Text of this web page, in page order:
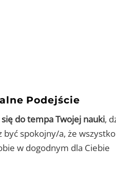
Podejście
do tempa Twojej nauki,
być spokojny/a, że wszystko
w dogodnym dla Ciebie